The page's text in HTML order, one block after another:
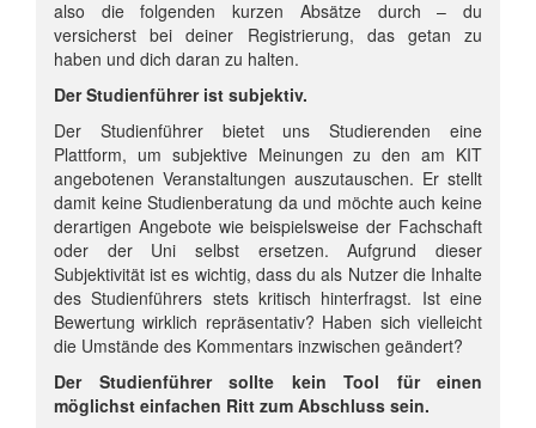
also die folgenden kurzen Absätze durch – du
versicherst bei deiner Registrierung, das getan zu
haben und dich daran zu halten.
Der Studienführer ist subjektiv.
Der Studienführer bietet uns Studierenden eine
Plattform, um subjektive Meinungen zu den am KIT
angebotenen Veranstaltungen auszutauschen. Er stellt
damit keine Studienberatung da und möchte auch keine
derartigen Angebote wie beispielsweise der Fachschaft
oder der Uni selbst ersetzen. Aufgrund dieser
Subjektivität ist es wichtig, dass du als Nutzer die Inhalte
des Studienführers stets kritisch hinterfragst. Ist eine
Bewertung wirklich repräsentativ? Haben sich vielleicht
die Umstände des Kommentars inzwischen geändert?
Der Studienführer sollte kein Tool für einen
möglichst einfachen Ritt zum Abschluss sein.